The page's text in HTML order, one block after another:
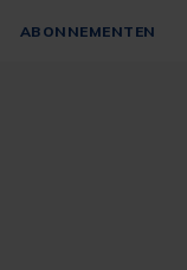
ABONNEMENTEN